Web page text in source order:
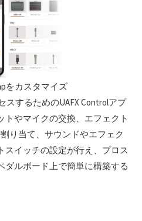
をカスタマイズ
スするためのUAFX Controlアプ
トやマイクの交換、エフェクト
り当て、サウンドやエフェク
スイッチの設定が行え、プロス
ダルボード上で簡単に構築する